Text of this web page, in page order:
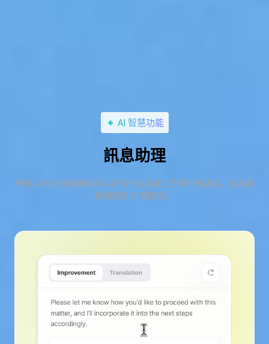
AI 智慧功能
訊息助理
帶有 AI 的訊息編輯器可以將句子改善成工作場所的語氣，並將訊
息翻譯成 15 種語言。